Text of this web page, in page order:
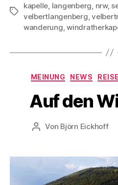
Schlagwörter
kapelle, langenberg, nrw,
velbertlangenberg,
wanderung,
MEINUNG NEWS
Auf den
Beitragsautor
Von Björn Eickhoff